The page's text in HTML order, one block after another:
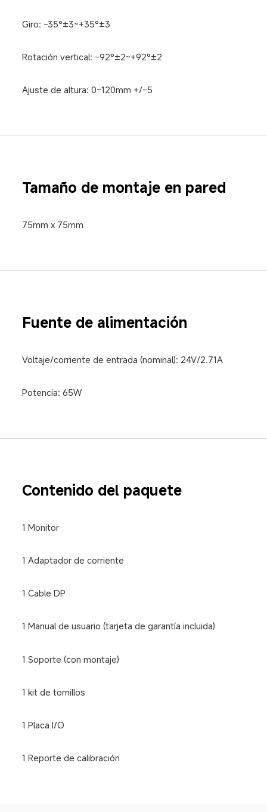
Giro: -35°±3~+35°±3
Rotación vertical: -92°±2~+92°±2
Ajuste de altura: 0~120mm +/-5
Tamaño de montaje en pared
75mm x 75mm
Fuente de alimentación
Voltaje/corriente de entrada (nominal): 24V/2.71A
Potencia: 65W
Contenido del paquete
1 Monitor
1 Adaptador de corriente
1 Cable DP
1 Manual de usuario (tarjeta de garantía incluida)
1 Soporte (con montaje)
1 kit de tornillos
1 Placa I/O
1 Reporte de calibración